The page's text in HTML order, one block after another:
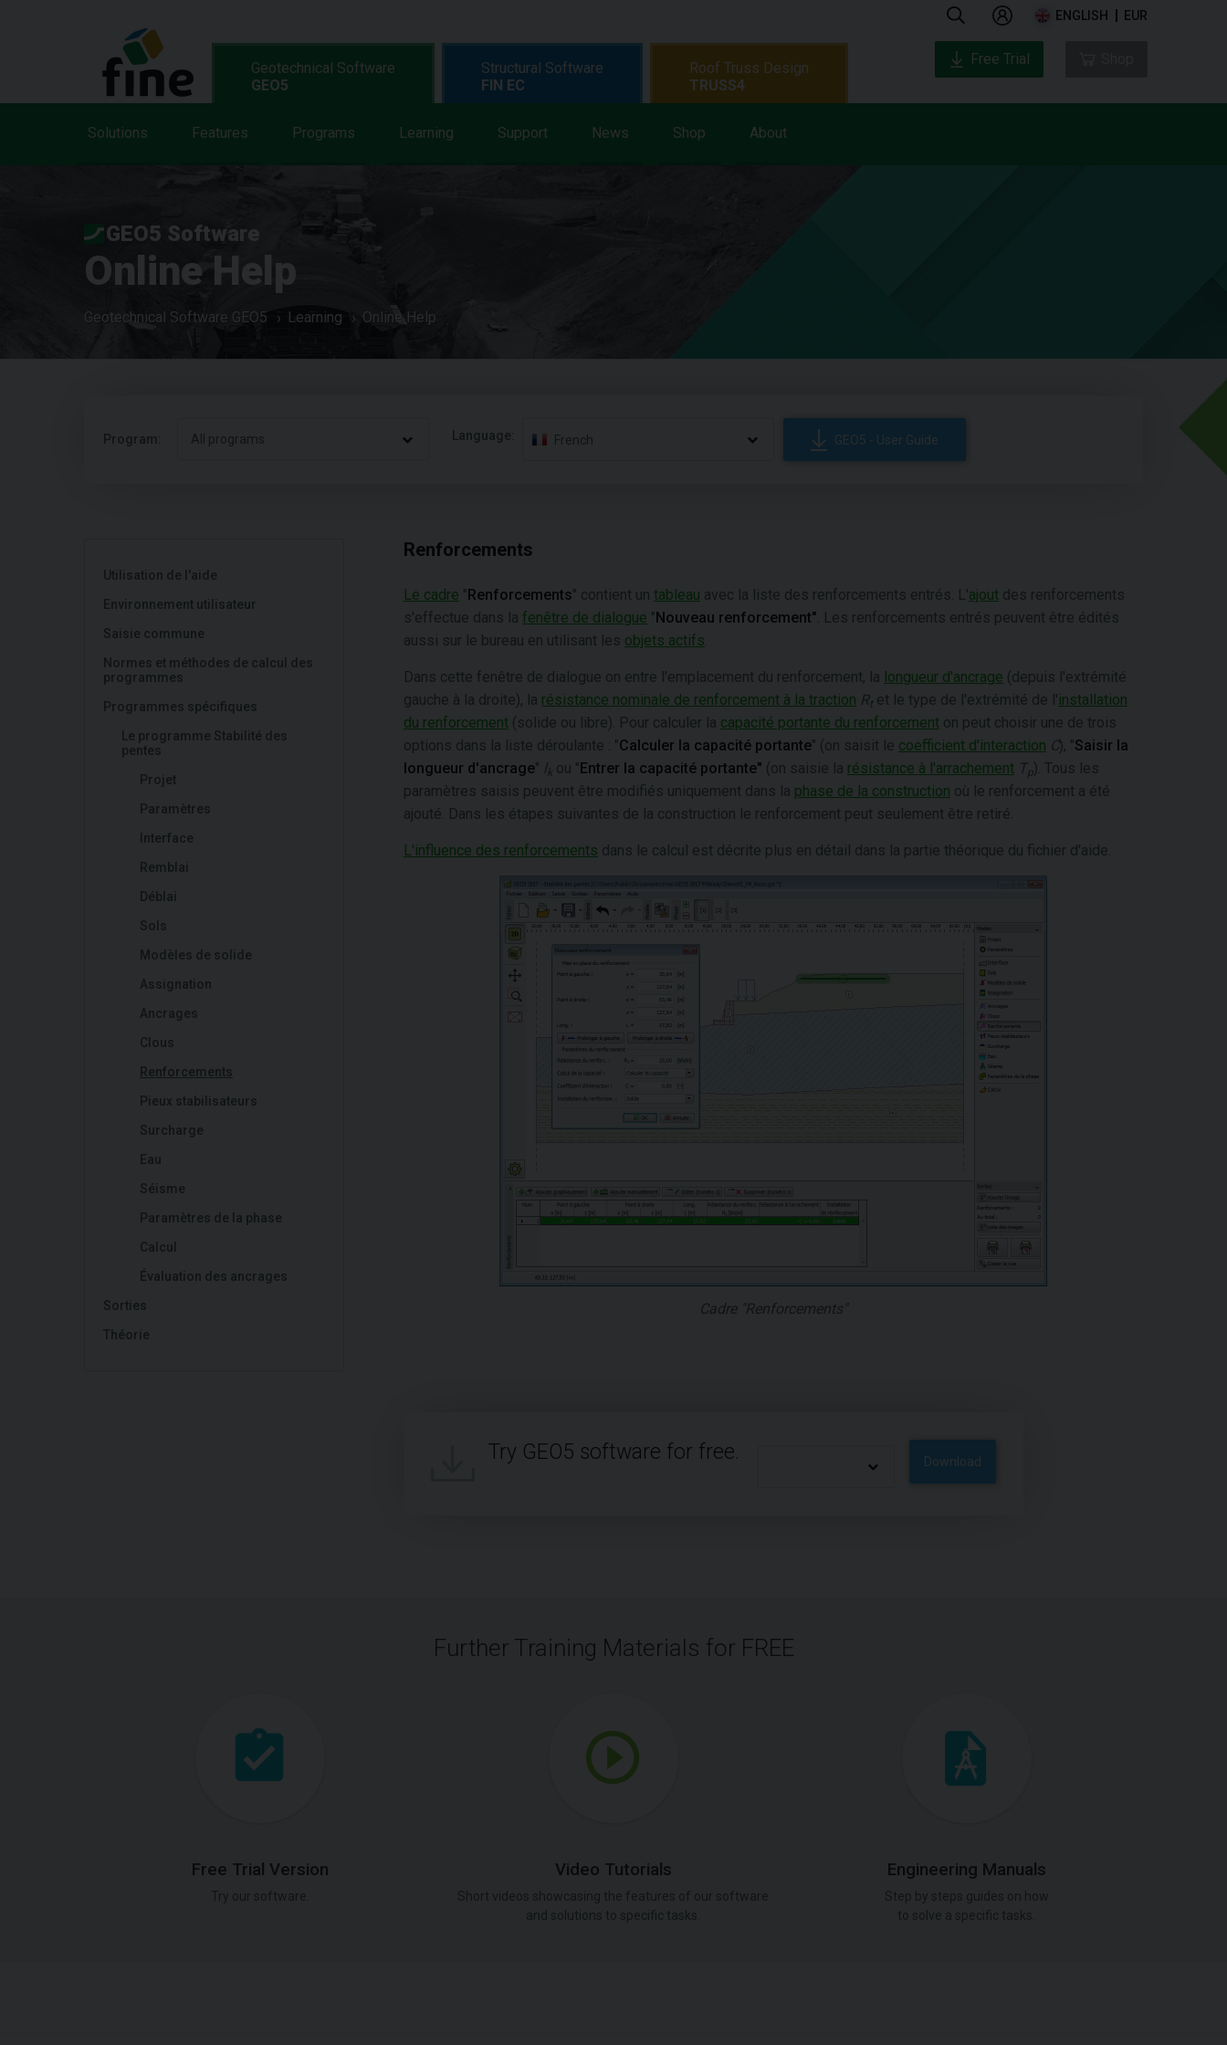
ENGLISH EUR
Geotechnical Software
GEO5
Solutions Features Programs Learning Support News Shop About
Structural Software
FIN EC
Roof Truss Design
TRUSS4
Free Trial
GEO5 Software
Online Help
Geotechnical Software GEO5 Learning Online Help
Program: All programs Language: French GEO5 - User Guide
Utilisation de l'aide
Environnement utilisateur
Saisie commune
Normes et méthodes de calcul des
programmes
Programmes spécifiques
Le programme Stabilité des
pentes
Projet
Paramètres
Interface
Remblai
Déblai
Sols
Modèles de solide
Assignation
Ancrages
Clous
Renforcements
Pieux stabilisateurs
Surcharge
Eau
Séisme
Paramètres de la phase
Calcul
Évaluation des ancrages
Sorties
Théorie
Renforcements
Le cadre "Renforcements" contient un tableau avec la liste des renforcements entrés. L'ajout des renforcements
s'effectue dans la fenêtre de dialogue "Nouveau renforcement" . Les renforcements entrés peuvent être édités
aussi sur le bureau en utilisant les objets actifs
Dans cette fenêtre de dialogue on entre l'emplacement du renforcement, la longueur d'ancrage (depuis l'extrémité
gauche à la droite), la résistance nominale de renforcement à la traction Rt et le type de l'extrémité de l'installation
du renforcement (solide ou libre). Pour calculer la capacité portante du renforcement on peut choisir une de trois
options dans la liste déroulante : "Calculer la capacité portante" (on saisit le coefficient d'interaction C), "Saisir la
longueur d'ancrage" lk ou "Entrer la capacité portante" (on saisie la résistance à l'arrachement Tp). Tous les
paramètres saisis peuvent être modifiés uniquement dans la phase de la construction où le renforcement a été
ajouté. Dans les étapes suivantes de la construction le renforcement peut seulement être retiré.
L'influence des renforcements dans le calcul est décrite plus en détail dans la partie théorique du fichier d'aide.
Cadre "Renforcements"
Try GEO5 software for free. Download
Further Training Materials for FREE
Free Trial Version Video Tutorials Engineering Manuals